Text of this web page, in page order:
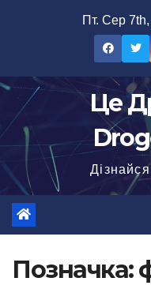
Пт. Сер
Це
Позначка: